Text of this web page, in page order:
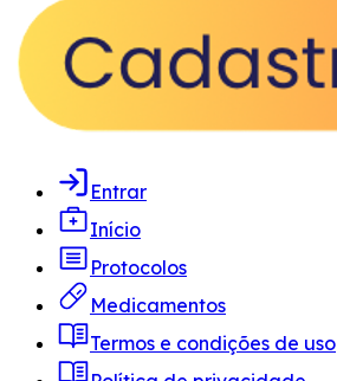
Entrar
Início
Protocolos
Medicamentos
Termos e condições de uso